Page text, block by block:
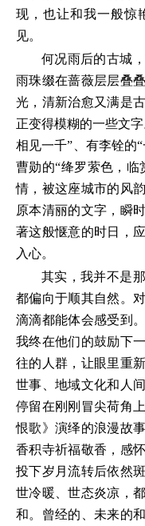
现，也让和我一般惊
见。
何况雨后的古城
雨珠缀在蔷薇层层叠
光，清新治愈又满是
正变得模糊的一些文
相见一千”、有李铨的
曹勋的“绛罗萦色，
情，被这座城市的风
原本清丽的文字，瞬
著这般惬意的时日，
入心。
其实，我并不是
都偏向于顺其自然。
滴滴都能体会感受到
我终在他们的鼓励下
往的人群，让眼里重
世事、地域文化和人
停留在刚刚冒尖荷角
恨歌》演绎的浪漫故
香积寺祈福敬香，感
投下岁月流转后依然
世冷暖、世态炎凉，
和。曾经的、未来的